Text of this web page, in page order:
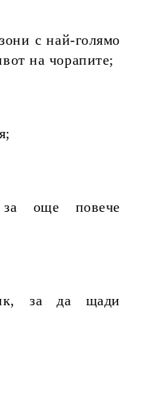
с най-голямо
на чорапите;
за още повече
за да щади